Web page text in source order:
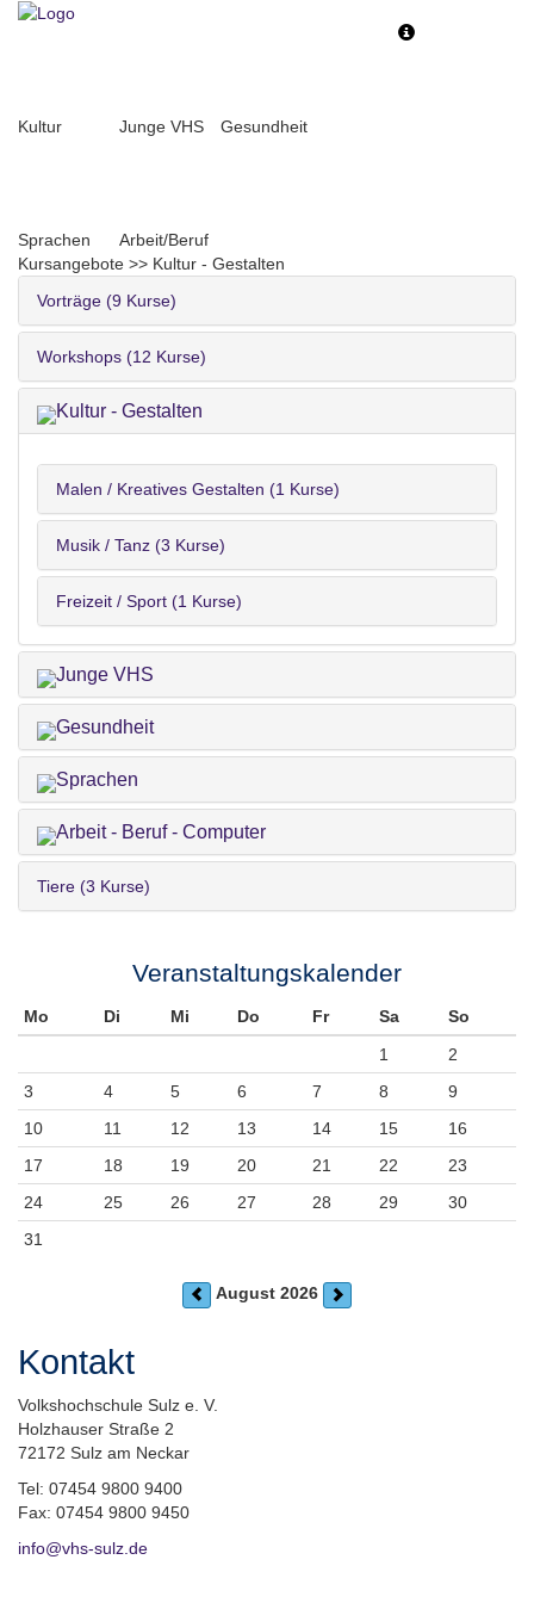
Toggle
Kultur Junge VHS Gesundheit
Sprachen
Arbeit/Beruf
Kursangebote >> Kultur - Gestalten
Vorträge (9 Kurse)
Workshops (12 Kurse)
Kultur - Gestalten
Malen / Kreatives Gestalten (1 Kurse)
Musik / Tanz (3 Kurse)
Freizeit / Sport (1 Kurse)
Junge VHS
Gesundheit
Sprachen
Arbeit - Beruf - Computer
Tiere (3 Kurse)
Veranstaltungskalender
Mo Di Mi Do Fr Sa
So
1
2
3
4 5 6 7 8
9
10
11 12 13 14 15
16
17
18 19 20 21 22
23
24
25 26 27 28 29
30
31
August 2026
Kontakt
Volkshochschule Sulz e. V.
Holzhauser Straße 2
72172 Sulz am Neckar
Tel: 07454 9800 9400
Fax: 07454 9800 9450
info@vhs-sulz.de